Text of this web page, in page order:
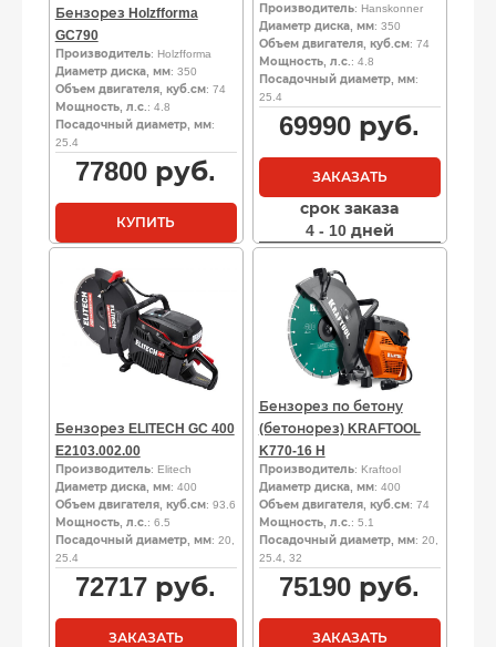
Бензорез Holzfforma
GC790
Производитель: Holzfforma
Диаметр диска, мм: 350
Объем двигателя, куб.см: 74
Мощность, л.с. : 4.8
Посадочный диаметр, мм:
25.4
77800 руб.
КУПИТЬ
Производитель: Hanskonner
Диаметр диска, мм: 350
Объем двигателя, куб.см: 74
Мощность, л.с. : 4.8
Посадочный диаметр, мм:
25.4
69990 руб.
ЗАКАЗАТЬ
срок заказа
4 - 10 дней
Бензорез ELITECH GC 400
E2103.002.00
Производитель: Elitech
Диаметр диска, мм: 400
Объем двигателя, куб.см: 93.6
Мощность, л.с. : 6.5
Посадочный диаметр, мм: 20,
25.4
72717 руб.
ЗАКАЗАТЬ
Бензорез по бетону
(бетонорез) KRAFTOOL
K770-16 H
Производитель: Kraftool
Диаметр диска, мм: 400
Объем двигателя, куб.см: 74
Мощность, л.с. : 5.1
Посадочный диаметр, мм: 20,
25.4, 32
75190 руб.
ЗАКАЗАТЬ